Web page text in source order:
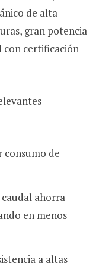
de alta
gran potencia
con certificación
de
ahorra
en menos
a altas